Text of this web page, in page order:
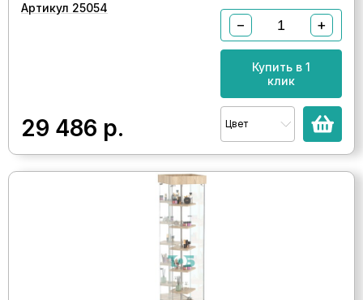
Артикул 25054
29 486 р.
− +
Купить в 1
клик
Цвет